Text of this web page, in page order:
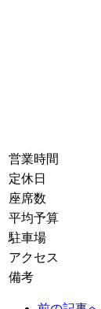
営業時間
定休日
座席数
平均予算
駐車場
アクセス
備考